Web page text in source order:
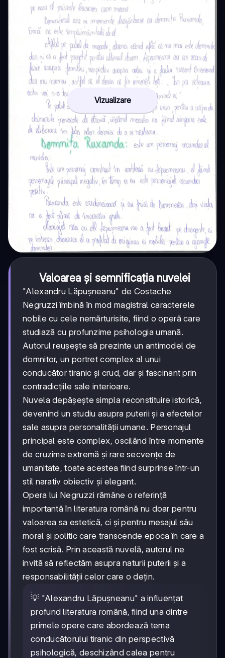
Vizualizare
Valoarea și semnificația nuvelei
"Alexandru Lăpușneanu" de Costache
Negruzzi îmbină în mod magistral caracterele
nobile cu cele nemărturisite, fiind o operă care
studiază cu profunzime psihologia umană.
Autorul reușește să prezinte un antimodel de
domnitor, un portret complex al unui
conducător tiranic și crud, dar și fascinant prin
contradicțiile sale interioare.
Nuvela depășește simpla reconstituire istorică,
devenind un studiu asupra puterii și a efectelor
sale asupra personalității umane. Personajul
principal este complex, oscilând între momente
de cruzime extremă și rare secvențe de
umanitate, toate acestea fiind surprinse într-un
stil narativ obiectiv și elegant.
Opera lui Negruzzi rămâne o referință
importantă în literatura română nu doar pentru
valoarea sa estetică, ci și pentru mesajul său
moral și politic care transcende epoca în care a
fost scrisă. Prin această nuvelă, autorul ne
invită să reflectăm asupra naturii puterii și a
responsabilității celor care o dețin.
💡 "Alexandru Lăpușneanu" a influențat
profund literatura română, fiind una dintre
primele opere care abordează tema
conducătorului tiranic din perspectivă
psihologică, deschizând calea pentru